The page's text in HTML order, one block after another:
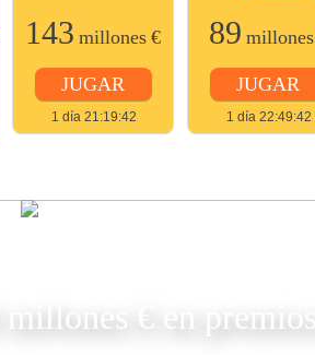
143 millones €
JUGAR
1 día 21:19:42
89 millones
JUGAR
1 día 22:49:42
millones € en premios!